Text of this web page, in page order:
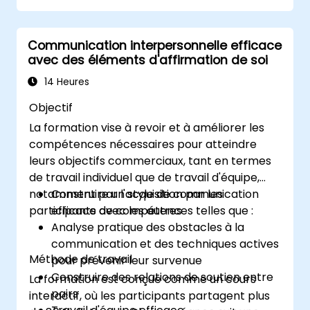
à une équipe projet ou de l'annonce d'une
nouvelle difficile, une communication efficace
est l'une des compétences les plus puissantes
pour atteindre vos objectifs.
continu est déterminante pour le succès de
votre communication. Les compétences en
communication abordées lors de ce cours
renforceront votre capacité à choisir et
maîtriser chaque type d'entretien, à
et à améliorer la qualité des relations ainsi que
la productivité.
Communication interpersonnelle efficace
avec des éléments d'affirmation de soi
14 Heures
Objectif
La formation vise à revoir et à améliorer les
compétences nécessaires pour atteindre
leurs objectifs commerciaux, tant en termes
de travail individuel que de travail d'équipe,
notamment par l'acquisition par les
participants de compétences telles que :
Construire un style de communication
efficace avec les autres
Analyse pratique des obstacles à la
communication et des techniques actives
pour prévenir leur survenue
Construire des relations de soutien entre
pairs
Méthode de travail
La formation est conçue comme un cours
interactif, où les participants partagent plus